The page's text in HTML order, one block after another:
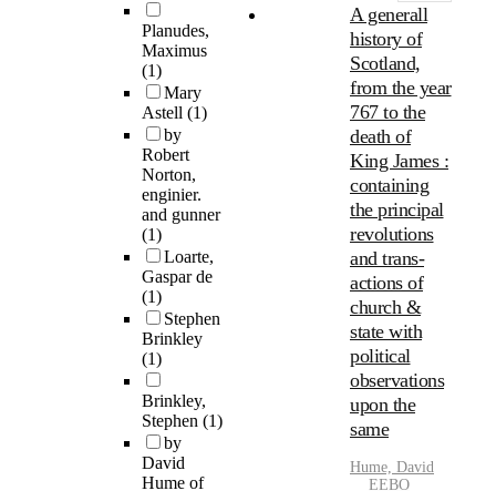
Planudes,
Maximus
(1)
Mary
Astell (1)
by
Robert
Norton,
enginier.
and gunner
(1)
Loarte,
Gaspar de
(1)
Stephen
Brinkley
(1)
Brinkley,
Stephen (1)
by
David
Hume of
A generall
history of
Scotland,
from the year
767 to the
death of
King James :
containing
the principal
revolutions
and trans-
actions of
church &
state with
political
observations
upon the
same
Hume, David
EEBO